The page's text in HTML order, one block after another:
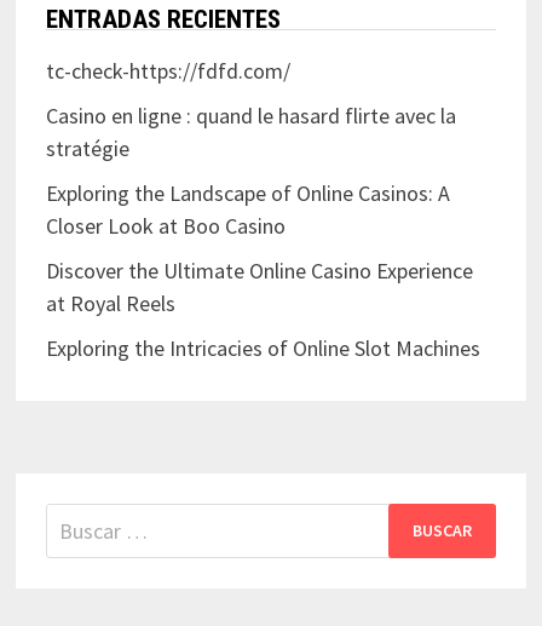
ENTRADAS RECIENTES
tc-check-https://fdfd.com/
Casino en ligne : quand le hasard flirte avec la
stratégie
Exploring the Landscape of Online Casinos: A
Closer Look at Boo Casino
Discover the Ultimate Online Casino Experience
at Royal Reels
Exploring the Intricacies of Online Slot Machines
Buscar: